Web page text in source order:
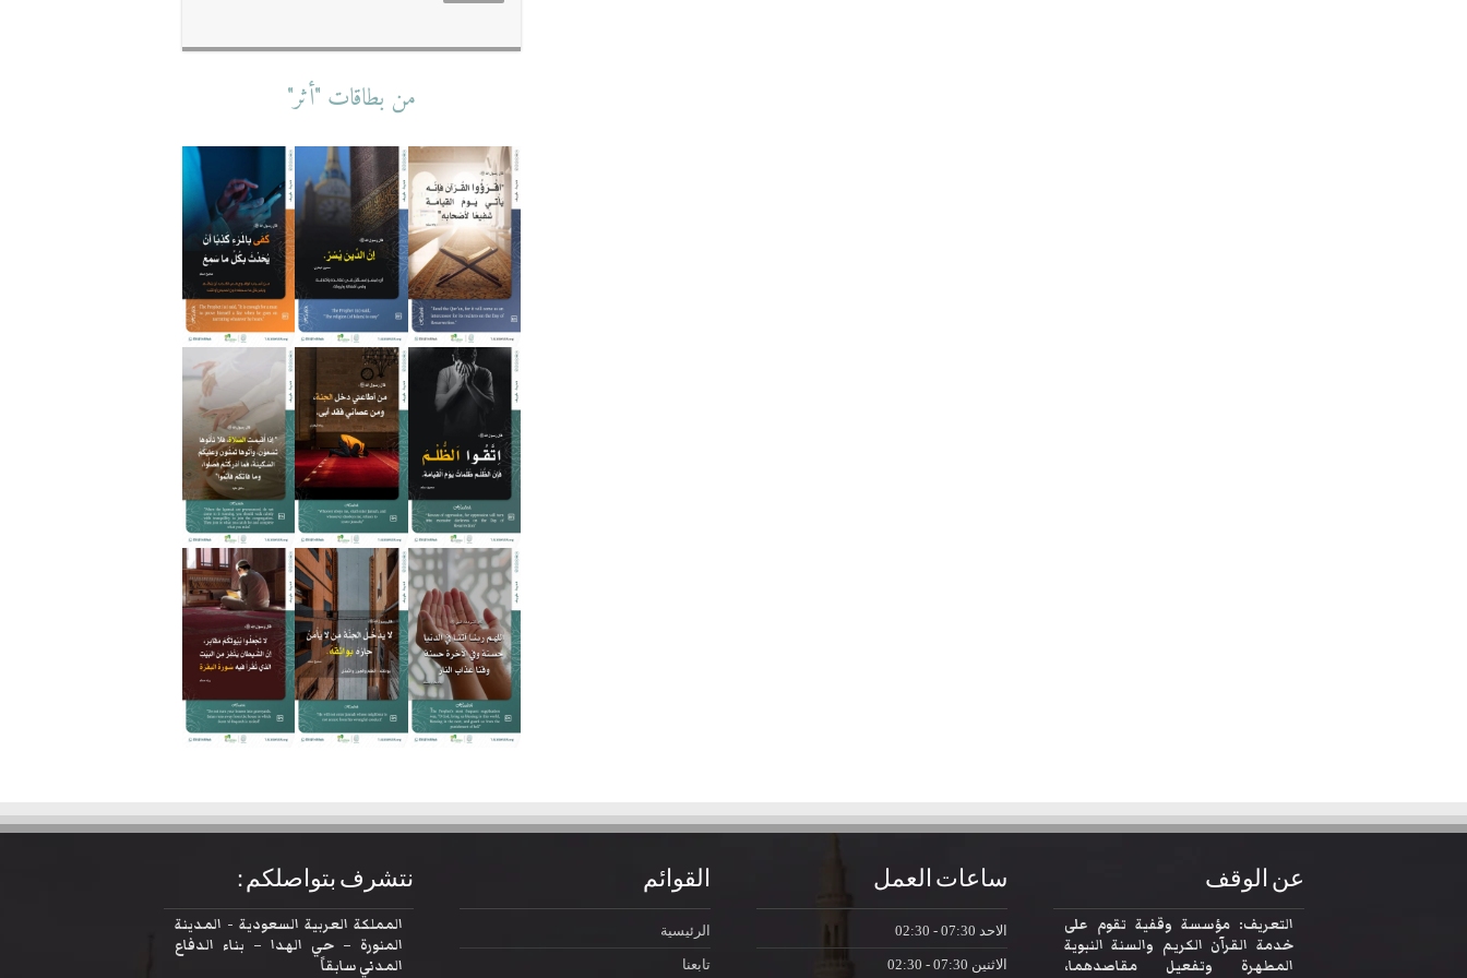
من بطاقات "أثر"
عن الوقف
التعريف: مؤسسة وقفية تقوم على
خدمة القرآن الكريم والسنة النبوية
المطهرة وتفعيل مقاصدهما،
ساعات العمل
الاحد
الاثنين
القوائم
الرئيسية
تابعنا
نتشرف بتواصلكم :
المملكة العربية السعودية - المدينة
المنورة – حي الهدا – بناء الدفاع
المدني سابقاً